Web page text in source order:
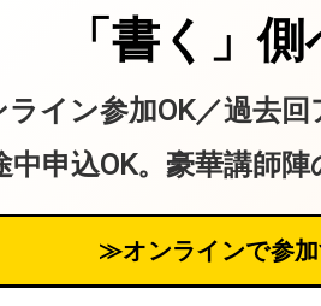
「書く」
ライン参加OK／過去
中申込OK。豪華講師
≫オンラインで参